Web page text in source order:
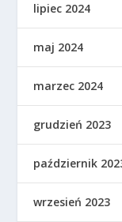
lipiec 2024
maj 2024
marzec 2024
grudzień 2023
październik
wrzesień 2023